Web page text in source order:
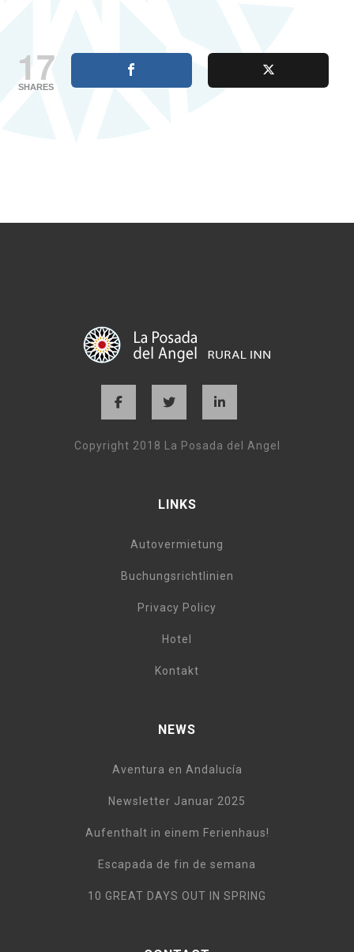
17
SHARES
Copyright 2018 La Posada del Angel
LINKS
Autovermietung
Buchungsrichtlinien
Privacy Policy
Hotel
Kontakt
NEWS
Aventura en Andalucía
Newsletter Januar 2025
Aufenthalt in einem Ferienhaus!
Escapada de fin de semana
10 GREAT DAYS OUT IN SPRING